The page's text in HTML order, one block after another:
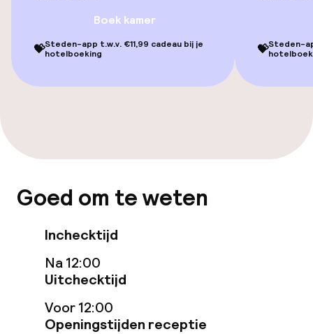
Eet- en drinkgelegenheden
Restaurant
Lunch à la carte
Lunch, vast menu
Diner à la carte
Diner, vast menu
Boek kamer
💝Steden-app t.w.v. €11,99 cadeau bij je
hotelboeking
💝Steden-
Goed om te weten
Inchecktijd
Na 12:00
Uitchecktijd
Voor 12:00
Openingstijden receptie